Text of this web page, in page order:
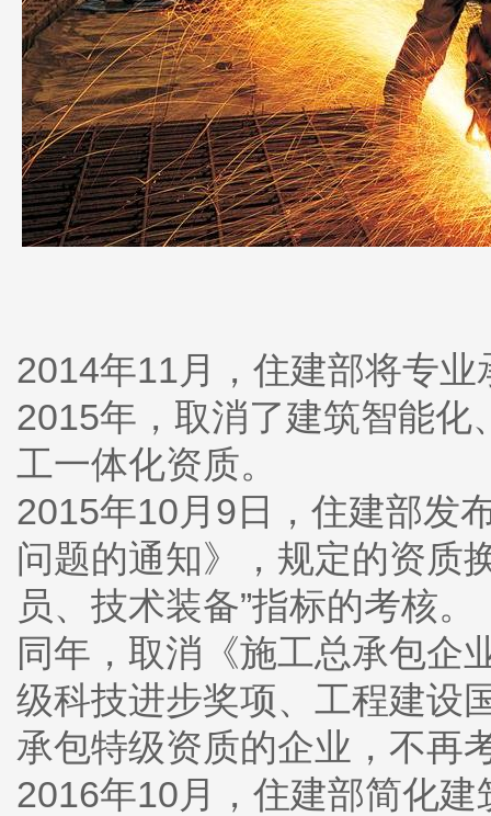
2014年11月，住建部将专
2015年，取消了建筑智能
工一体化资质。
2015年10月9日，住建部发
问题的通知》，规定的资质
员、技术装备”指标的考核。
同年，取消《施工总承包企
级科技进步奖项、工程建设
承包特级资质的企业，不再
2016年10月，住建部简化